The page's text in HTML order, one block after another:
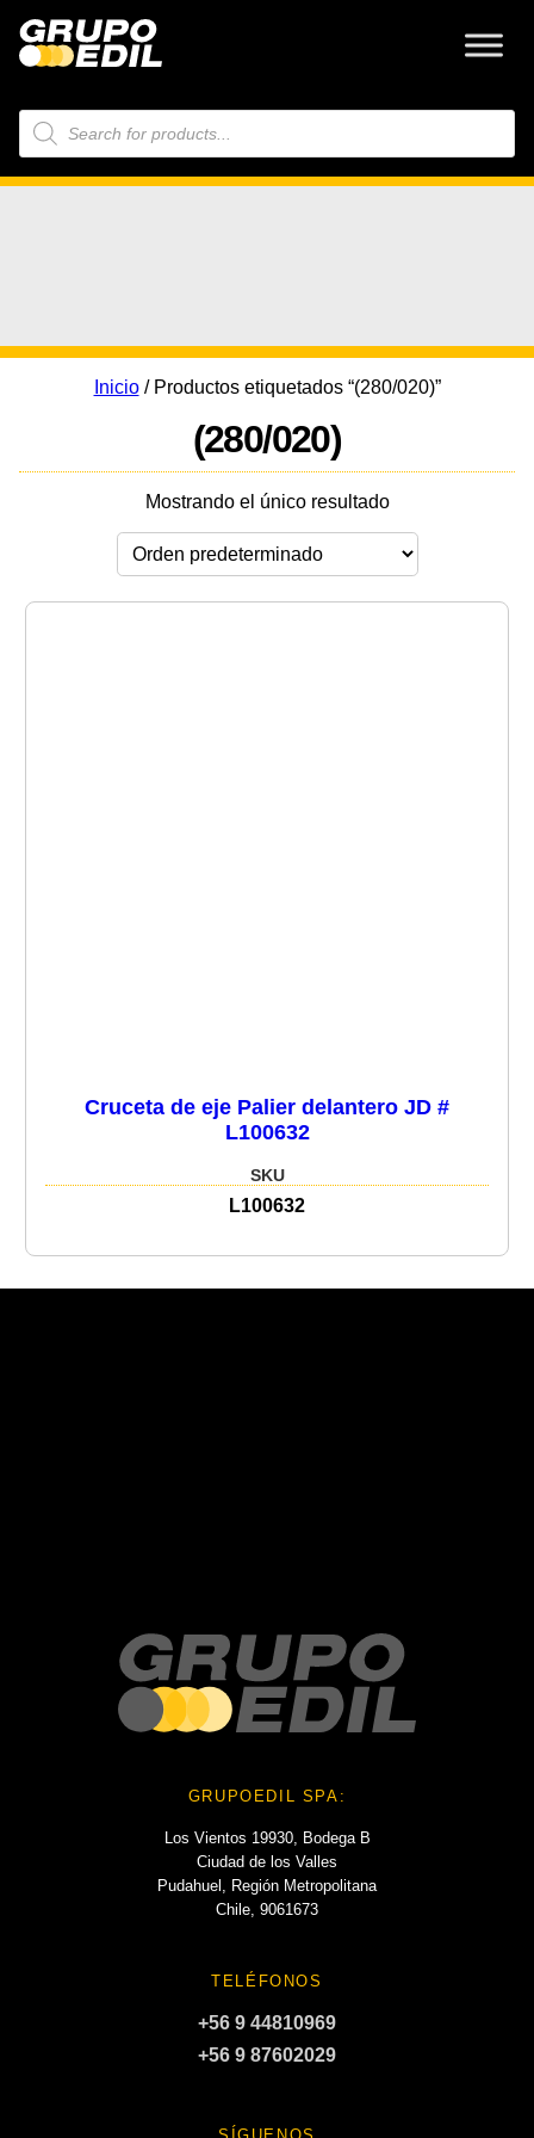
Búsqueda
de
productos
Inicio/ Productos etiquetados “(280/020)”
(280/020)
Mostrando el único resultado
Cruceta de eje Palier delantero JD #
L100632
SKU
L100632
GRUPOEDIL SPA:
Los Vientos 19930, Bodega B
Ciudad de los Valles
Pudahuel, Región Metropolitana
Chile, 9061673
TELÉFONOS
+56 9 44810969
+56 9 87602029